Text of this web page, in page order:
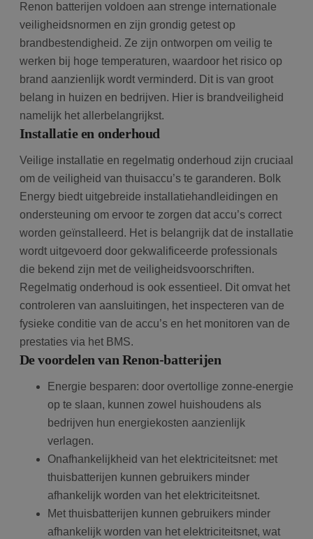
Renon batterijen voldoen aan strenge internationale
veiligheidsnormen en zijn grondig getest op
brandbestendigheid. Ze zijn ontworpen om veilig te
werken bij hoge temperaturen, waardoor het risico op
brand aanzienlijk wordt verminderd. Dit is van groot
belang in huizen en bedrijven. Hier is brandveiligheid
namelijk het allerbelangrijkst.
Installatie en onderhoud
Veilige installatie en regelmatig onderhoud zijn cruciaal
om de veiligheid van thuisaccu’s te garanderen. Bolk
Energy biedt uitgebreide installatiehandleidingen en
ondersteuning om ervoor te zorgen dat accu’s correct
worden geïnstalleerd. Het is belangrijk dat de installatie
wordt uitgevoerd door gekwalificeerde professionals
die bekend zijn met de veiligheidsvoorschriften.
Regelmatig onderhoud is ook essentieel. Dit omvat het
controleren van aansluitingen, het inspecteren van de
fysieke conditie van de accu’s en het monitoren van de
prestaties via het BMS.
De voordelen van Renon-batterijen
Energie besparen: door overtollige zonne-energie
op te slaan, kunnen zowel huishoudens als
bedrijven hun energiekosten aanzienlijk
verlagen.
Onafhankelijkheid van het elektriciteitsnet: met
thuisbatterijen kunnen gebruikers minder
afhankelijk worden van het elektriciteitsnet.
Met thuisbatterijen kunnen gebruikers minder
afhankelijk worden van het elektriciteitsnet, wat